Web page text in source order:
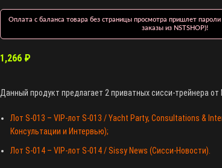
Оплата с баланса товара без страницы просмотра пришлет
заказы из NSTSHOP)!
1,266 ₽
Данный продукт предлагает 2 приватных сисси-трейнера
Лот S-013 – VIP-лот S-013 / Yacht Party, Consultations &
Консультации и Интервью);
Лот S-014 – VIP-лот S-014 / Sissy News (Сисси-Новости)